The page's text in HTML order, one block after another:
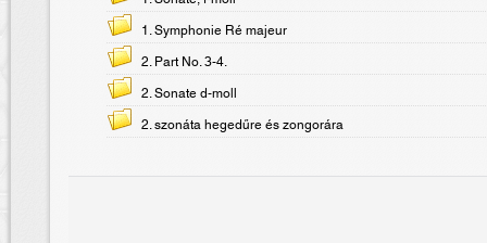
1. Symphonie Ré majeur
2. Part No. 3-4.
2. Sonate d-moll
2. szonáta hegedűre és zongorára